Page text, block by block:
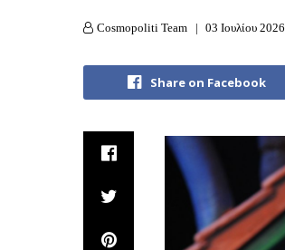
Cosmopoliti Team 03 Ιουλίου 2026
Share on Facebook